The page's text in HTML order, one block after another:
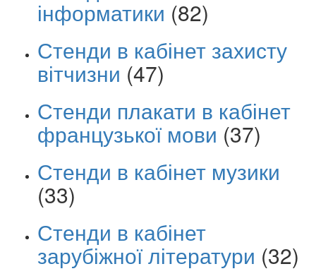
інформатики (82)
Стенди в кабінет захисту
вітчизни (47)
Стенди плакати в кабінет
французької мови (37)
Стенди в кабінет музики
(33)
Стенди в кабінет
зарубіжної літератури (32)